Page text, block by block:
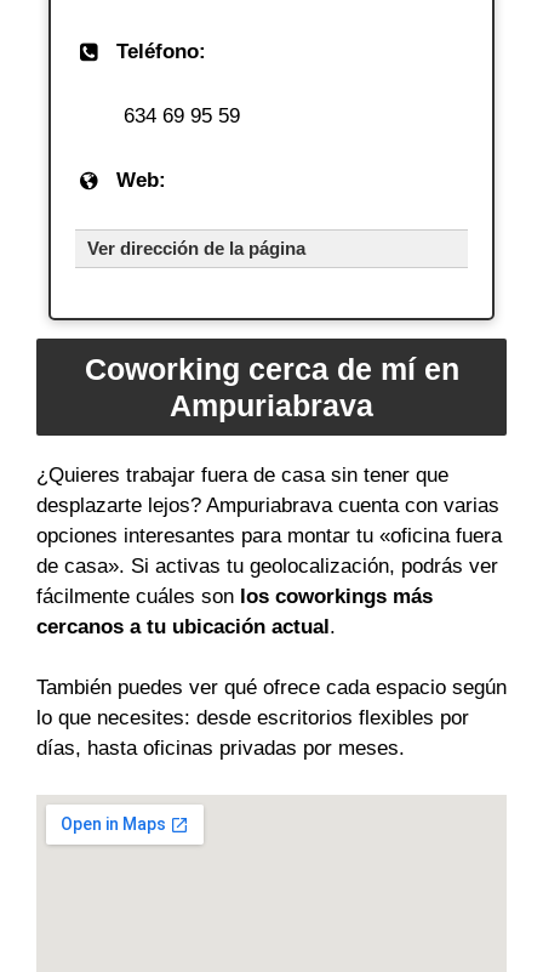
Teléfono:
634 69 95 59
Web:
Ver dirección de la página
Coworking cerca de mí en
Ampuriabrava
¿Quieres trabajar fuera de casa sin tener que
desplazarte lejos? Ampuriabrava cuenta con varias
opciones interesantes para montar tu «oficina fuera
de casa». Si activas tu geolocalización, podrás ver
fácilmente cuáles son los coworkings más
cercanos a tu ubicación actual.
También puedes ver qué ofrece cada espacio según
lo que necesites: desde escritorios flexibles por
días, hasta oficinas privadas por meses.